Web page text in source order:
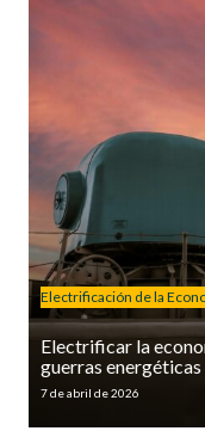
Electrificación de la
Electrificar la
guerras energéticas
7 de abril de 2026